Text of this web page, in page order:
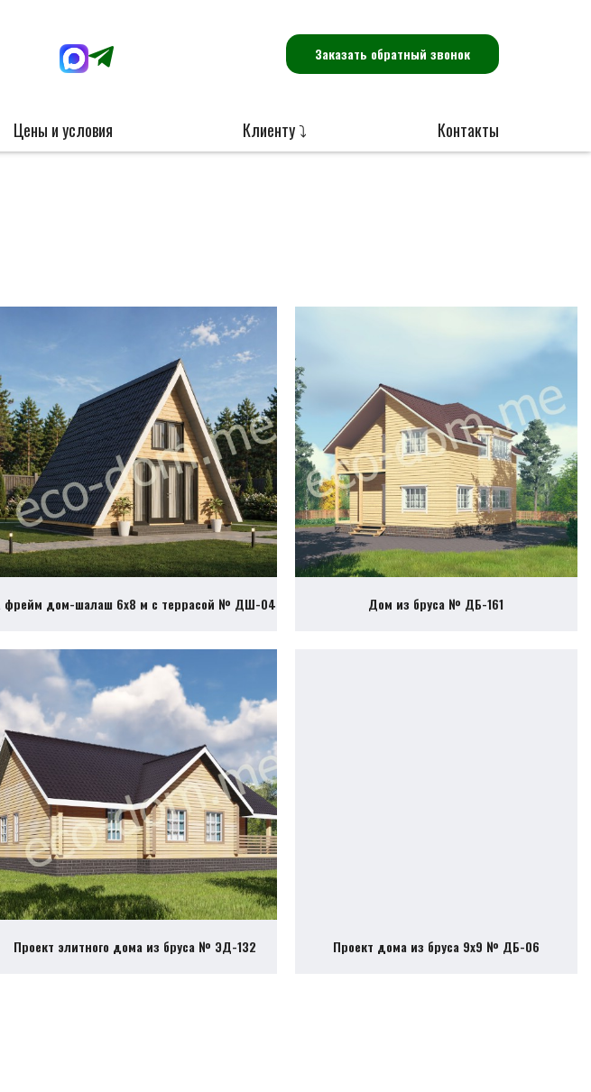
Заказать обратный звонок
Цены и условия Клиенту ⤵ Контакты
фрейм дом-шалаш 6х8 м с террасой № ДШ-04 Дом из бруса № ДБ-161
Проект элитного дома из бруса № ЭД-132 Проект дома из бруса 9х9 № ДБ-06